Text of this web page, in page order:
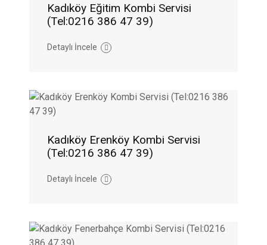
Kadıköy Eğitim Kombi Servisi
(Tel:0216 386 47 39)
Detaylı İncele
Kadıköy Erenköy Kombi Servisi
(Tel:0216 386 47 39)
Detaylı İncele